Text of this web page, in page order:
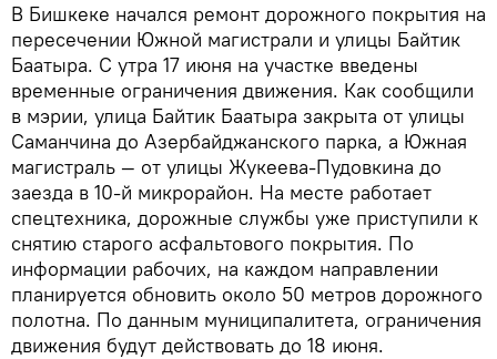
В Бишкеке начался ремонт дорожного покрытия на
пересечении Южной магистрали и улицы Байтик
Баатыра. С утра 17 июня на участке введены
временные ограничения движения. Как сообщили
в мэрии, улица Байтик Баатыра закрыта от улицы
Саманчина до Азербайджанского парка, а Южная
магистраль — от улицы Жукеева-Пудовкина до
заезда в 10-й микрорайон. На месте работает
спецтехника, дорожные службы уже приступили к
снятию старого асфальтового покрытия. По
информации рабочих, на каждом направлении
планируется обновить около 50 метров дорожного
полотна. По данным муниципалитета, ограничения
движения будут действовать до 18 июня.